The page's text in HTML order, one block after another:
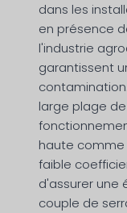
dans les
en présence
l'industrie
garantissent
large plage
haute comme
faible
d'assurer une
couple de